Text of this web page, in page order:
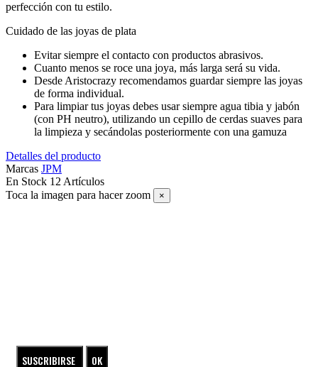
perfección con tu estilo.
Cuidado de las joyas de plata
Evitar siempre el contacto con productos abrasivos.
Cuanto menos se roce una joya, más larga será su vida.
Desde Aristocrazy recomendamos guardar siempre las joyas
de forma individual.
Para limpiar tus joyas debes usar siempre agua tibia y jabón
(con PH neutro), utilizando un cepillo de cerdas suaves para
la limpieza y secándolas posteriormente con una gamuza
Detalles del producto
Marcas JPM
En Stock 12 Artículos
Toca la imagen para hacer zoom
×